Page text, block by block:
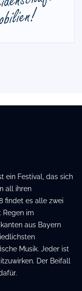
ein Festival, das sich
all ihren
findet es alle zwei
Regen im
aus Bayern
Musik. Jeder ist
Der Beifall